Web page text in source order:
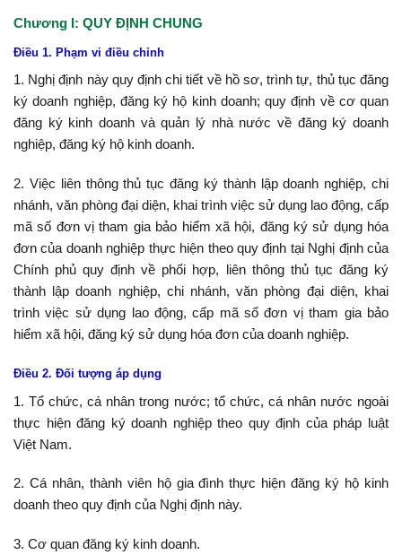
Chương I: QUY ĐỊNH CHUNG
Điều 1. Phạm vi điều chỉnh
1. Nghị định này quy định chi tiết về hồ sơ, trình tự, thủ tục đăng
ký doanh nghiệp, đăng ký hộ kinh doanh; quy định về cơ quan
đăng ký kinh doanh và quản lý nhà nước về đăng ký doanh
nghiệp, đăng ký hộ kinh doanh.
2. Việc liên thông thủ tục đăng ký thành lập doanh nghiệp, chi
nhánh, văn phòng đại diện, khai trình việc sử dụng lao động, cấp
mã số đơn vị tham gia bảo hiểm xã hội, đăng ký sử dụng hóa
đơn của doanh nghiệp thực hiện theo quy định tại Nghị định của
Chính phủ quy định về phối hợp, liên thông thủ tục đăng ký
thành lập doanh nghiệp, chi nhánh, văn phòng đại diện, khai
trình việc sử dụng lao động, cấp mã số đơn vị tham gia bảo
hiểm xã hội, đăng ký sử dụng hóa đơn của doanh nghiệp.
Điều 2. Đối tượng áp dụng
1. Tổ chức, cá nhân trong nước; tổ chức, cá nhân nước ngoài
thực hiện đăng ký doanh nghiệp theo quy định của pháp luật
Việt Nam.
2. Cá nhân, thành viên hộ gia đình thực hiện đăng ký hộ kinh
doanh theo quy định của Nghị định này.
3. Cơ quan đăng ký kinh doanh.